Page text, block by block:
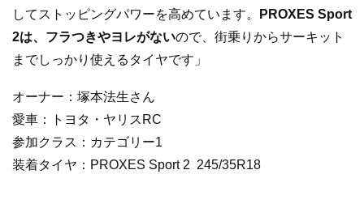
してストッピングパワーを高めています。
PROXES Sport
2は、フラつきやヨレがないので、街乗りからサーキット
までしっかり使えるタイヤです」
オーナー：塚本法生さん
愛車：トヨタ・ヤリスRC
参加クラス：カテゴリー1
装着タイヤ：PROXES Sport 2 245/35R18